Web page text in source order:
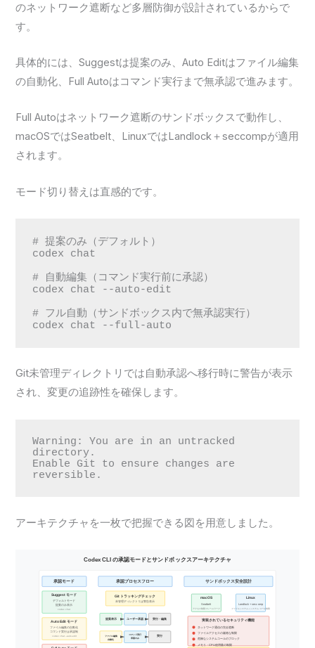
のネットワーク遮断など多層防御が設計されているからで
す。
具体的には、Suggestは提案のみ、Auto Editはファイル編集
の自動化、Full Autoはコマンド実行まで無承認で進みます。
Full Autoはネットワーク遮断のサンドボックスで動作し、
macOSではSeatbelt、LinuxではLandlock＋seccompが適用
されます。
モード切り替えは直感的です。
# 提案のみ（デフォルト）
codex chat
# 自動編集（コマンド実行前に承認）
codex chat --auto-edit
# フル自動（サンドボックス内で無承認実行）
codex chat --full-auto
Git未管理ディレクトリでは自動承認へ移行時に警告が表示
され、変更の追跡性を確保します。
Warning: You are in an untracked
directory.
Enable Git to ensure changes are
reversible.
アーキテクチャを一枚で把握できる図を用意しました。